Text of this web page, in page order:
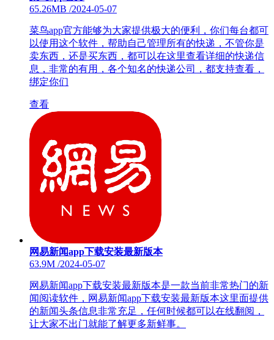
65.26MB /2024-05-07
菜鸟app官方能够为大家提供极大的便利，你们每台都可
以使用这个软件，帮助自己管理所有的快递，不管你是
卖东西，还是买东西，都可以在这里查看详细的快递信
息，非常的有用，各个知名的快递公司，都支持查看，
绑定你们
查看
网易新闻app下载安装最新版本
63.9M /2024-05-07
网易新闻app下载安装最新版本是一款当前非常热门的新
闻阅读软件，网易新闻app下载安装最新版本这里面提供
的新闻头条信息非常充足，任何时候都可以在线翻阅，
让大家不出门就能了解更多新鲜事。